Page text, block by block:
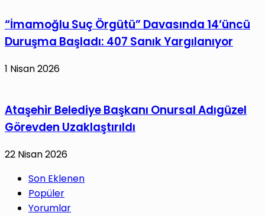
“İmamoğlu Suç Örgütü” Davasında 14’üncü
Duruşma Başladı: 407 Sanık Yargılanıyor
1 Nisan 2026
Ataşehir Belediye Başkanı Onursal Adıgüzel
Görevden Uzaklaştırıldı
22 Nisan 2026
Son Eklenen
Popüler
Yorumlar